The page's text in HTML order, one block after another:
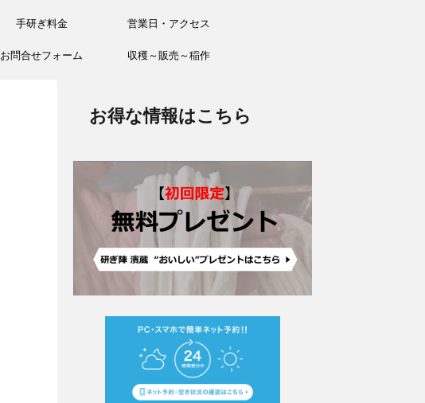
手研ぎ料金 営業日・アクセス
お問合せフォーム 収穫～販売～稲作
お得な情報はこちら